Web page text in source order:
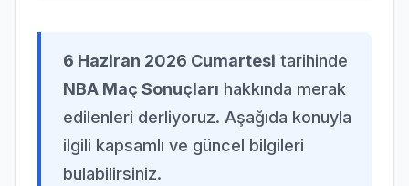
6 Haziran 2026 Cumartesi tarihinde
NBA Maç Sonuçları hakkında merak
edilenleri derliyoruz. Aşağıda konuyla
ilgili kapsamlı ve güncel bilgileri
bulabilirsiniz.